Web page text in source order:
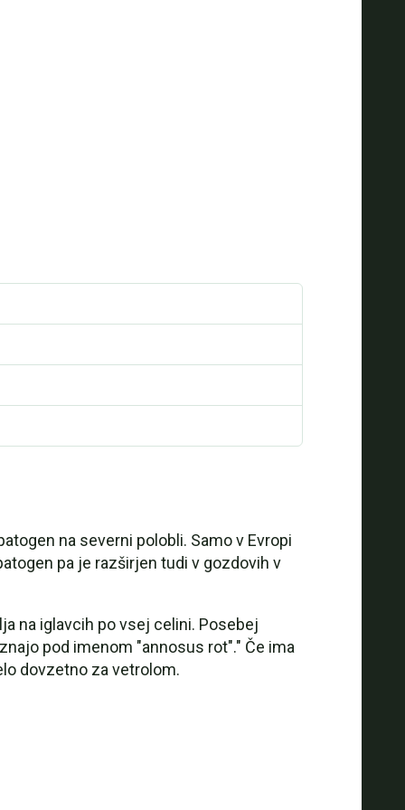
na severni polobli. Samo v Evropi
pa je razširjen tudi v gozdovih v
na iglavcih po vsej celini. Posebej
pod imenom "annosus rot"." Če ima
dovzetno za vetrolom.